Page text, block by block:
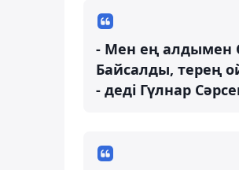
- Мен ең алдымен
Байсалды, терең
- деді Гүлнар